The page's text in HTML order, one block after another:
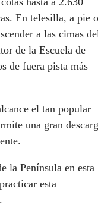
En telesilla, a pie o
a las cimas
de la Escuela de
de fuera pista más
el tan popular
una gran
la Península en esta
esta